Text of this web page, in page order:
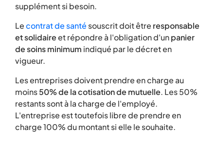
supplément si besoin.
Lecontrat de santé souscrit doit être responsable
et solidaireet répondre à l'obligation d'unpanier
de soins minimum indiqué par le décret en
vigueur.
Les entreprises doivent prendre en charge au
moins50% de la cotisation de mutuelle. Les 50%
restants sont à la charge de l'employé.
L'entreprise est toutefois libre de prendre en
charge 100% du montant si elle le souhaite.